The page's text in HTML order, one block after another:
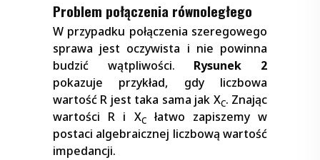
Problem połączenia równoległego
W przypadku połączenia szeregowego
sprawa jest oczywista i nie powinna
budzić wątpliwości. Rysunek 2
pokazuje przykład, gdy liczbowa
wartość R jest taka sama jak XC. Znając
wartości R i XCłatwo zapiszemy w
postaci algebraicznej liczbową wartość
impedancji.